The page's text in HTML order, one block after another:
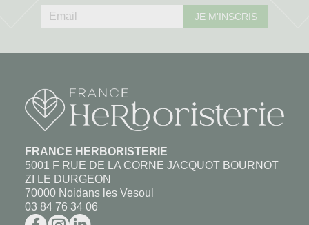
JE M'INSCRIS
FRANCE HERBORISTERIE
5001 F RUE DE LA CORNE JACQUOT BOURNOT
ZI LE DURGEON
70000 Noidans les Vesoul
03 84 76 34 06